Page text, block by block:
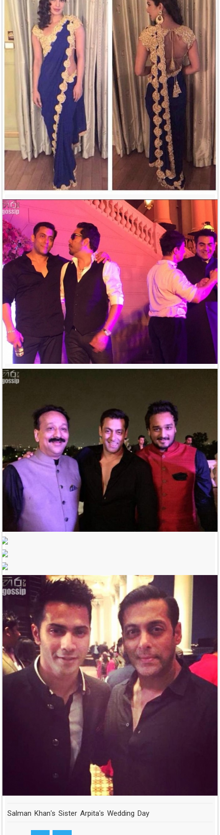
Salman Khan's Sister Arpita's Wedding Day